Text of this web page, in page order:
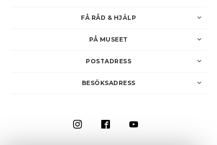
FÅ RÅD & HJÄLP
PÅ MUSEET
POSTADRESS
BESÖKSADRESS